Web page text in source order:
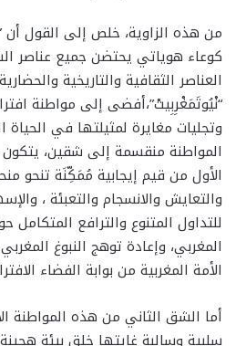
من هذه الزاوية، خلص إلى القول أن
كوعاء هوياتي يحتضن جميع عناصر
العناصر الثقافية والتاريخية
“نْيُوتَمَغْرِبِيتْ”،أفضى إلى مواطنة
وتجليات مغايرة لمثيلتها في
المواطنة منقسمة إلى شقين،
الأول من قيم إيجابية مُمَكِّنَة تنحو
والتعايش والانسجام والتعبئة ،
للتداول المتنوع والترافع المتكامل
المغربي، وإعادة توهج النبوغ
الأمة المغربية من بوابة الفضاء
أما الشق الثاني من هذه المواطنة
سلبية وسالبة غايتها خلق بيئة هجينة